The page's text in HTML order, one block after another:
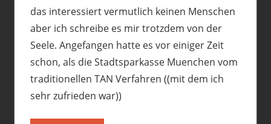
das interessiert vermutlich keinen Menschen
aber ich schreibe es mir trotzdem von der
Seele. Angefangen hatte es vor einiger Zeit
schon, als die Stadtsparkasse Muenchen vom
traditionellen TAN Verfahren ((mit dem ich
sehr zufrieden war))